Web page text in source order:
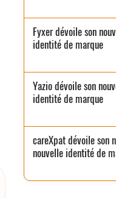
Fyxer dévoile son
identité de marque
Yazio dévoile son
identité de marque
careXpat dévoile son
nouvelle identité de